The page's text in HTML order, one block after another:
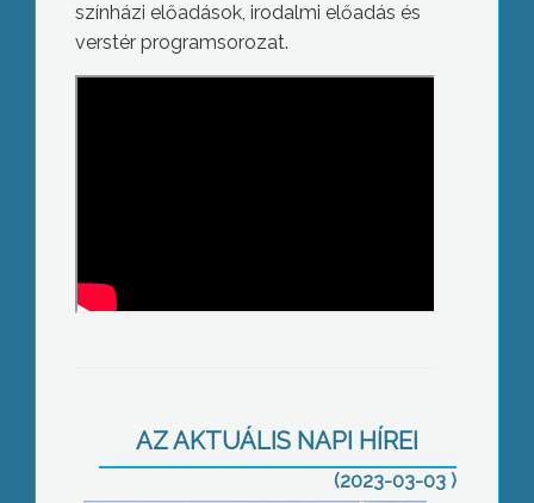
színházi előadások, irodalmi előadás és
verstér programsorozat.
AZ AKTUÁLIS NAPI HÍREI
(2023-03-03 )